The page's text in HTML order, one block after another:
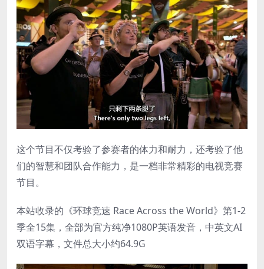
这个节目不仅考验了参赛者的体力和耐力，还考验了他
们的智慧和团队合作能力，是一档非常精彩的电视竞赛
节目。
本站收录的《环球竞速 Race Across the World》第1-2
季全15集，全部为官方纯净1080P英语发音，中英文AI
双语字幕，文件总大小约64.9G